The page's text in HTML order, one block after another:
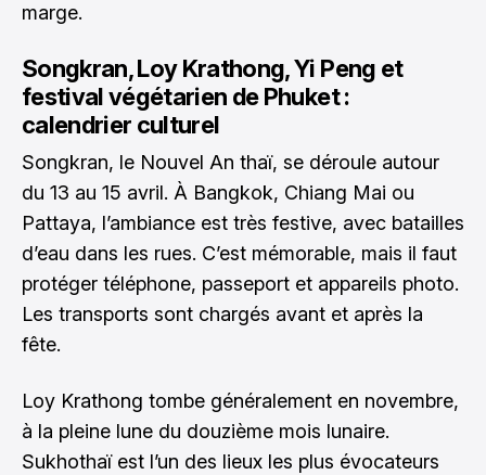
marge.
Songkran, Loy Krathong, Yi Peng et
festival végétarien de Phuket :
calendrier culturel
Songkran, le Nouvel An thaï, se déroule autour
du 13 au 15 avril. À Bangkok, Chiang Mai ou
Pattaya, l’ambiance est très festive, avec batailles
d’eau dans les rues. C’est mémorable, mais il faut
protéger téléphone, passeport et appareils photo.
Les transports sont chargés avant et après la
fête.
Loy Krathong tombe généralement en novembre,
à la pleine lune du douzième mois lunaire.
Sukhothaï est l’un des lieux les plus évocateurs